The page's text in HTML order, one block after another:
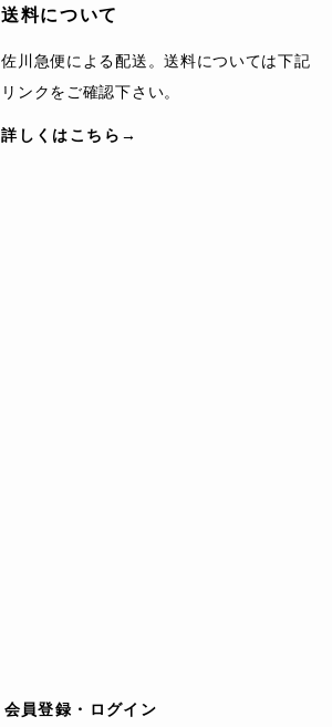
送料について
佐川急便による配送。送料については下記
リンクをご確認下さい。
詳しくはこちら→
会員登録・ログイン